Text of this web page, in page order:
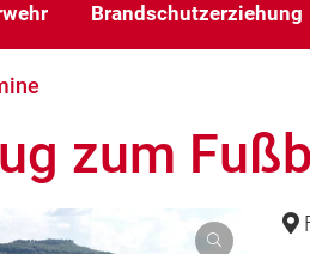
Brandschutzerziehung
zum